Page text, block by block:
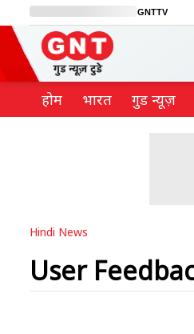
GNTTV
BT Bazaar Cosmopolitan
होम भारत गुड न्यूज़
Hindi News
User